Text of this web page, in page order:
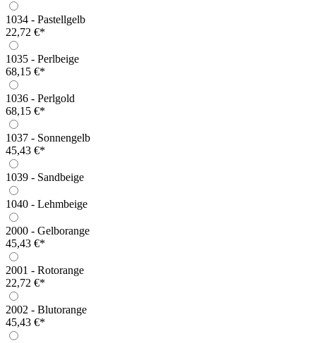
1034 - Pastellgelb
22,72 €*
1035 - Perlbeige
68,15 €*
1036 - Perlgold
68,15 €*
1037 - Sonnengelb
45,43 €*
1039 - Sandbeige
1040 - Lehmbeige
2000 - Gelborange
45,43 €*
2001 - Rotorange
22,72 €*
2002 - Blutorange
45,43 €*